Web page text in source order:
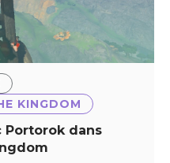
KINGDOM
Portorok dans